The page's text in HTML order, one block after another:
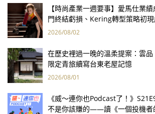
【時尚產業一週要事】愛馬仕業
門終結虧損、Kering轉型策略初
報亮眼
2026/08/02
在歷史裡過一晚的溫柔提案：雲
限定青旅續寫台東老屋記憶
2026/08/01
《威～連你也Podcast了！》
不是你該賺的——讀《一個投機者